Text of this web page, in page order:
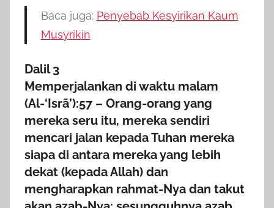
Baca juga: Penyebab Kesyirikan Kaum
Musyrikin
Dalil 3
Memperjalankan di waktu malam
(Al-‘Isrā’):57 – Orang-orang yang
mereka seru itu, mereka sendiri
mencari jalan kepada Tuhan mereka
siapa di antara mereka yang lebih
dekat (kepada Allah) dan
mengharapkan rahmat-Nya dan takut